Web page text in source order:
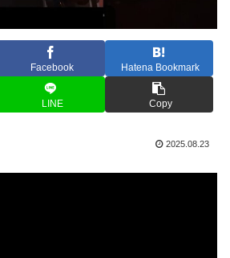
Facebook Hatena Bookmark
LINE Copy
2025.08.23